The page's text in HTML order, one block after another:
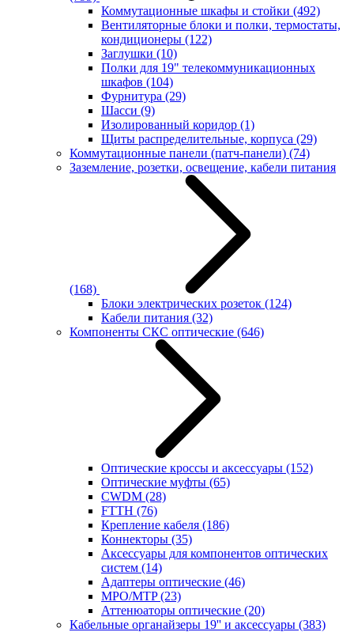
Коммутационные шкафы и стойки (492)
Вентиляторные блоки и полки, термостаты,
кондиционеры (122)
Заглушки (10)
Полки для 19" телекоммуникационных
шкафов (104)
Фурнитура (29)
Шасси (9)
Изолированный коридор (1)
Щиты распределительные, корпуса (29)
Коммутационные панели (патч-панели) (74)
Заземление, розетки, освещение, кабели питания
(168)
Блоки электрических розеток (124)
Кабели питания (32)
Компоненты СКС оптические (646)
Оптические кроссы и аксессуары (152)
Оптические муфты (65)
CWDM (28)
FTTH (76)
Крепление кабеля (186)
Коннекторы (35)
Аксессуары для компонентов оптических
систем (14)
Адаптеры оптические (46)
MPO/MTP(23)
Аттенюаторы оптические (20)
Кабельные органайзеры 19'' и аксессуары (383)